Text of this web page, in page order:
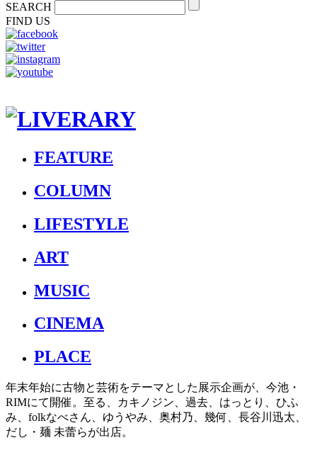
SEARCH
FIND US
FEATURE
COLUMN
LIFESTYLE
ART
MUSIC
CINEMA
PLACE
年末年始に古物と芸術をテーマとした展示企画が、今池・
RIMにて開催。至る、カキノジン、過去、はっとり、ひふ
み、folkなべさん、ゆうやみ、奥村乃、幾何、長谷川迅太、
だし・麺 未蕾らが出店。